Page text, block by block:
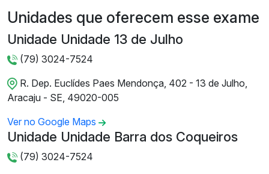
Unidades que oferecem esse exame
Unidade Unidade 13 de Julho
(79) 3024-7524
R. Dep. Euclídes Paes Mendonça, 402 - 13 de Julho,
Aracaju - SE, 49020-005
Ver no Google Maps
Unidade Unidade Barra dos Coqueiros
(79) 3024-7524